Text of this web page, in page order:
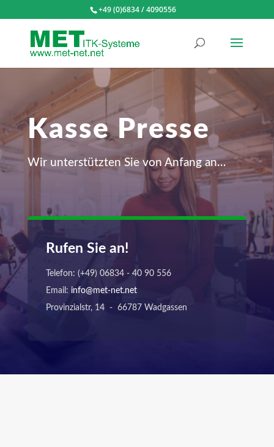
+49 (0)6834 / 4090556
Kasse Presse
Wir unterstützten Sie von Anfang an…
Rufen Sie an!
Telefon: (+49) 06834 - 40 90 556
Email: info@met-net.net
Provinzialstr, 14 - 66787 Wadgassen